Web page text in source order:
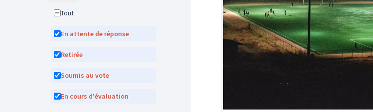
Tout
En attente de réponse
Retirée
Soumis au vote
En cours d'évaluation